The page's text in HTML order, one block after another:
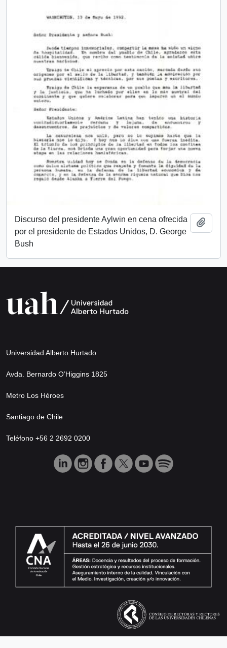
Discurso del presidente Aylwin en cena ofrecida
por el presidente de Estados Unidos, D. George
Bush
Universidad Alberto Hurtado
Avda. Bernardo O’Higgins 1825
Metro Los Héroes
Santiago de Chile
Teléfono +56 2 2692 0200